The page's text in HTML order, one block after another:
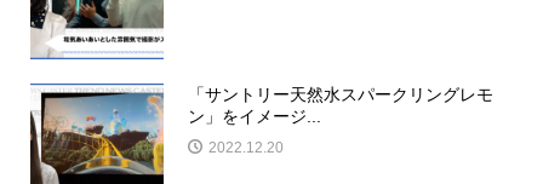
「サントリー天然水スパークリングレモ
ン」をイメージ...
2022.12.20